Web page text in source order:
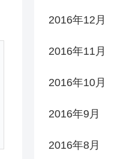
2016年12月
2016年11月
2016年10月
2016年9月
2016年8月